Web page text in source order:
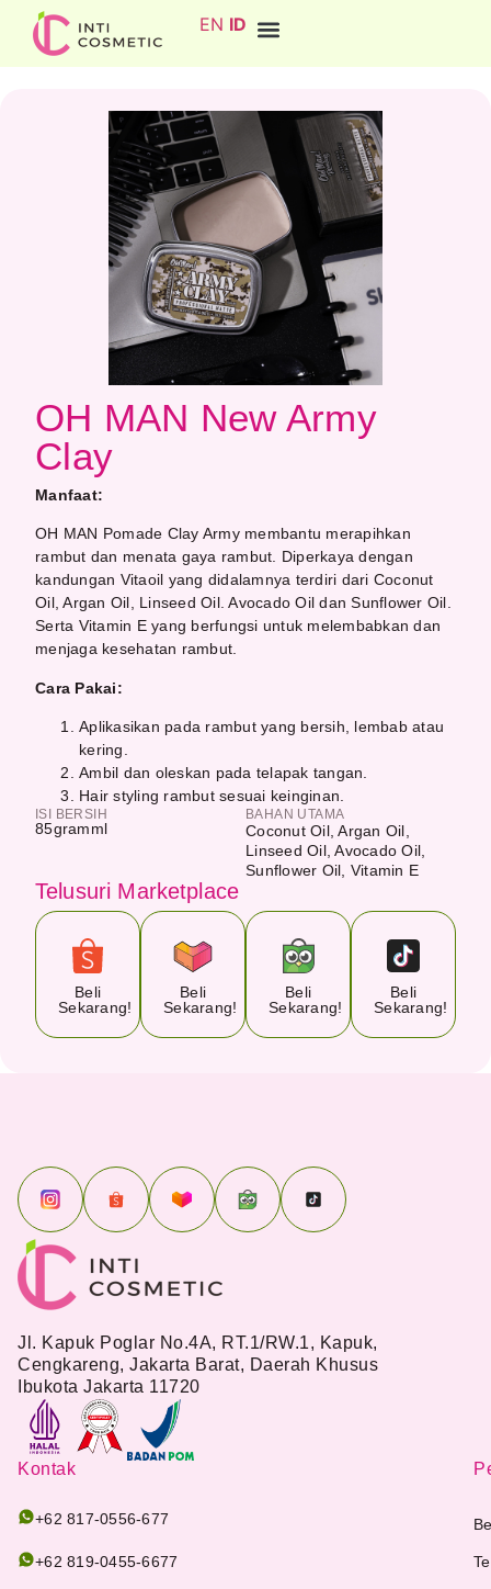
EN ID
OH MAN New Army
Clay
Manfaat:
OH MAN Pomade Clay Army membantu merapihkan
rambut dan menata gaya rambut. Diperkaya dengan
kandungan Vitaoil yang didalamnya terdiri dari Coconut
Oil, Argan Oil, Linseed Oil. Avocado Oil dan Sunflower Oil.
Serta Vitamin E yang berfungsi untuk melembabkan dan
menjaga kesehatan rambut.
Cara Pakai:
Aplikasikan pada rambut yang bersih, lembab atau
kering.
Ambil dan oleskan pada telapak tangan.
Hair styling rambut sesuai keinginan.
ISI BERSIH
85gramml
BAHAN UTAMA
Coconut Oil, Argan Oil,
Linseed Oil, Avocado Oil,
Sunflower Oil, Vitamin E
Telusuri Marketplace
Beli
Sekarang!
Beli
Sekarang!
Beli
Sekarang!
Beli
Sekarang!
Jl. Kapuk Poglar No.4A, RT.1/RW.1, Kapuk,
Cengkareng, Jakarta Barat, Daerah Khusus
Ibukota Jakarta 11720
Kontak
+62 817-0556-677
+62 819-0455-6677